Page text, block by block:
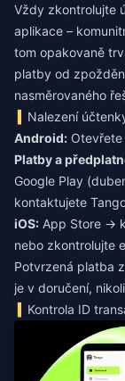
Vždy zkontrolujte
aplikace –
tom opakovaně
platby od
nasměrovaného
Nalezení
Android:
Platby a
Google Play
kontaktujete
iOS: App Store →
nebo zkontrolujte
Potvrzená platba
je v doručení,
Kontrola ID